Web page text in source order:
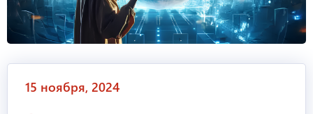
15 ноября, 2024